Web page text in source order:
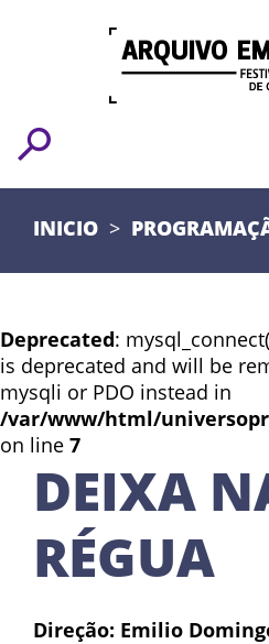
INICIO
Deprecated:
is deprecated and will be
mysqli or PDO instead in
/var/www/html/
on line 7
DEIXA
RÉGUA
Direção: Emilio